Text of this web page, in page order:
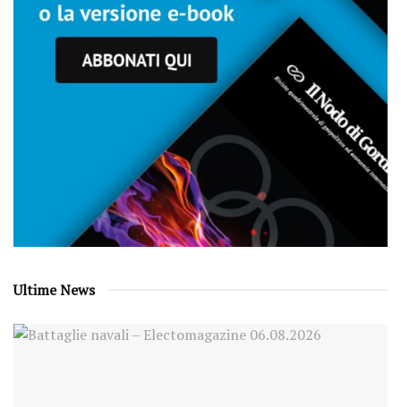
Ultime News